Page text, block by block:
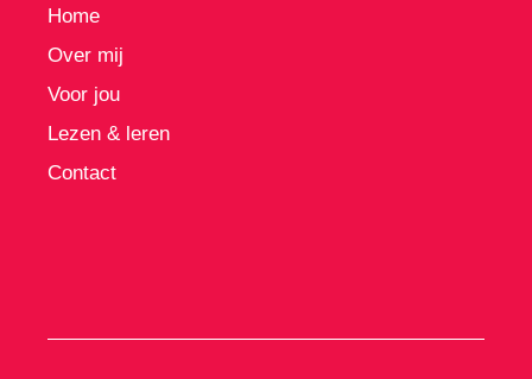
Home
Over mij
Voor jou
Lezen & leren
Contact